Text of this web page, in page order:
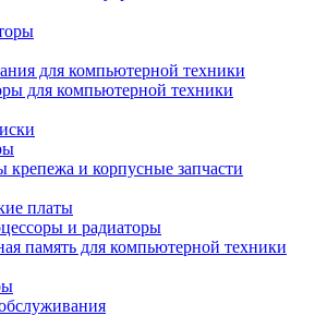
для компьютерной техники
для компьютерной техники
крепежа и корпусные запчасти
платы
и радиаторы
память для компьютерной техники